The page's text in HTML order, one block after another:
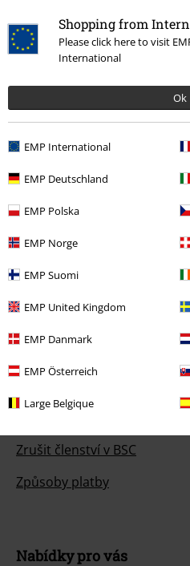
Shopping from
Please click here to visit
International
Ok
EMP International
EMP Deutschland
EMP Polska
EMP Norge
EMP Suomi
EMP United Kingdom
EMP Danmark
EMP Österreich
Large Belgique
Ärzte, Die Toten Hosen, Feine Sahne
zboží, jehož koupí podpoříte nadaci.
Náš zákaznický servis je
Nedovolali jste se? Prosím,
17:00. Dozvědět se více
Zahájit chat
Zrušit členství v BSC
Způsoby platby
Nabídky pro vás